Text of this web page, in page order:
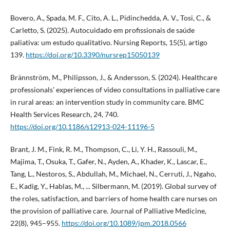
Bovero, A., Spada, M. F., Cito, A. L., Pidinchedda, A. V., Tosi, C., &
Carletto, S. (2025). Autocuidado em profissionais de saúde
paliativa: um estudo qualitativo. Nursing Reports, 15(5), artigo
139. https://doi.org/10.3390/nursrep15050139
Brännström, M., Philipsson, J., & Andersson, S. (2024). Healthcare
professionals’ experiences of video consultations in palliative care
in rural areas: an intervention study in community care. BMC
Health Services Research, 24, 740.
https://doi.org/10.1186/s12913-024-11196-5
Brant, J. M., Fink, R. M., Thompson, C., Li, Y. H., Rassouli, M.,
Majima, T., Osuka, T., Gafer, N., Ayden, A., Khader, K., Lascar, E.,
Tang, L., Nestoros, S., Abdullah, M., Michael, N., Cerruti, J., Ngaho,
E., Kadig, Y., Hablas, M., ... Silbermann, M. (2019). Global survey of
the roles, satisfaction, and barriers of home health care nurses on
the provision of palliative care. Journal of Palliative Medicine,
22(8), 945–955. https://doi.org/10.1089/jpm.2018.0566